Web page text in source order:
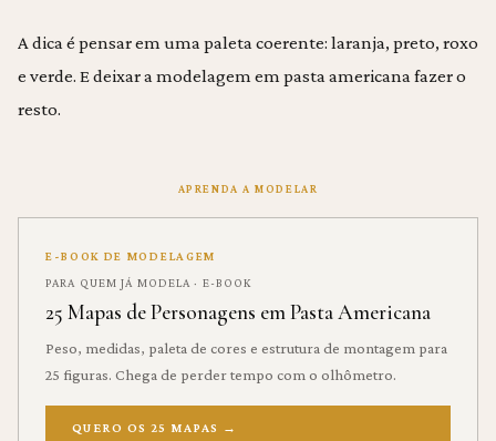
A dica é pensar em uma paleta coerente: laranja, preto, roxo
e verde. E deixar a modelagem em pasta americana fazer o
resto.
APRENDA A MODELAR
E-BOOK DE MODELAGEM
PARA QUEM JÁ MODELA · E-BOOK
25 Mapas de Personagens em Pasta Americana
Peso, medidas, paleta de cores e estrutura de montagem para
25 figuras. Chega de perder tempo com o olhômetro.
QUERO OS 25 MAPAS →